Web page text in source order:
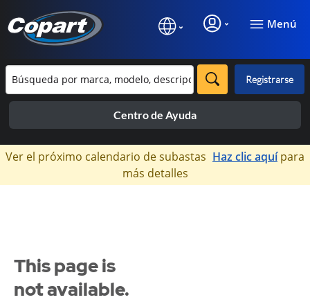
Menú
Registrarse
Centro de Ayuda
×
Ver el próximo calendario de subastas Haz clic aquípara
más detalles
This page is
not available.